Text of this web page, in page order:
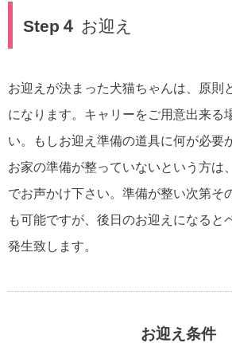
Step４ お迎え
お迎えが決まった犬猫ちゃんは、原則
になります。キャリーをご用意出来る
い。もしお迎え準備の道具に何が必要
お家の準備が整っていないという方は
でお声かけ下さい。準備が整い次第そ
も可能ですが、後日のお迎えになると
発生致します。
お迎え条件